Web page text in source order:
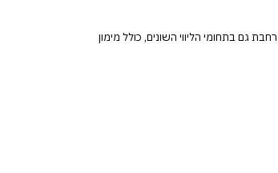
גם בתחומי הליווי השונים, כולל מימון